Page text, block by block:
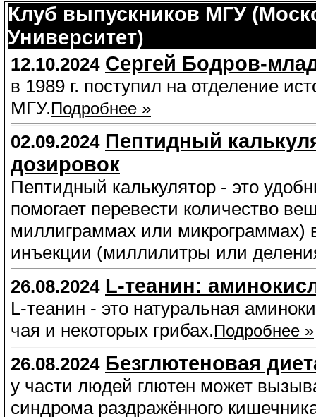
Клуб выпускников МГУ
Университет)
12.10.2024 Сергей Бодров-
в 1989 г. поступил на отделение
МГУ.Подробнее »
02.09.2024 Пептидный
дозировок
Пептидный калькулятор - это
помогает перевести количество
миллиграммах или
инъекции (миллилитры или
26.08.2024 L-теанин:
L-теанин - это натуральная
чая и некоторых грибах.Подробнее »
26.08.2024 Безглютеновая
у части людей глютен может
синдрома раздражённого